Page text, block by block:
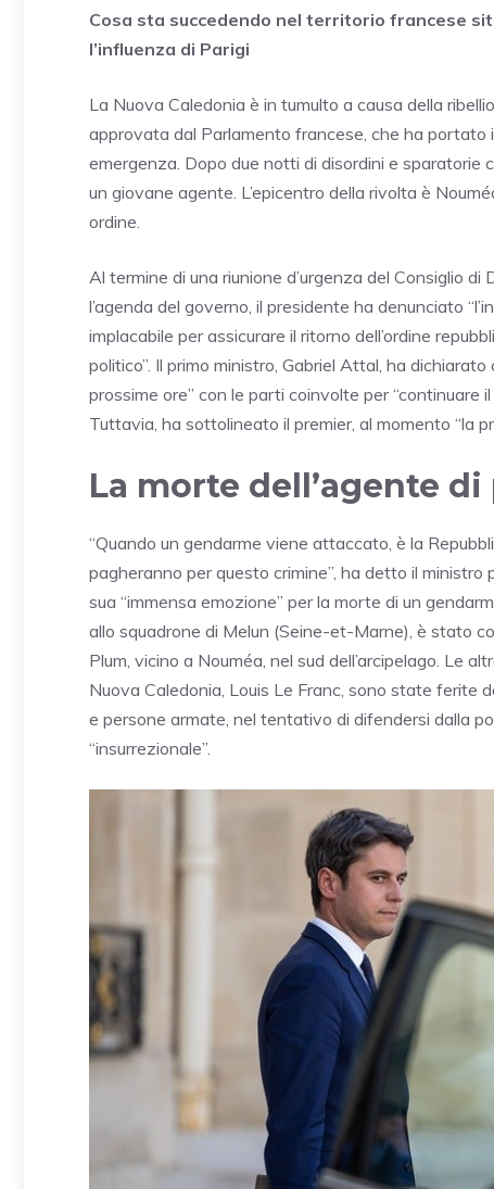
Cosa sta succedendo nel territorio francese
l’influenza di Parigi
La Nuova Caledonia è in tumulto a causa della
approvata dal Parlamento francese, che ha
emergenza. Dopo due notti di disordini e sparatorie
un giovane agente. L’epicentro della rivolta è
ordine.
Al termine di una riunione d’urgenza del Consiglio
l’agenda del governo, il presidente ha denunciato
implacabile per assicurare il ritorno dell’ordine
politico”. Il primo ministro, Gabriel Attal, ha
prossime ore” con le parti coinvolte per “continuare
Tuttavia, ha sottolineato il premier, al momento “la
La morte dell’agente
“Quando un gendarme viene attaccato, è la
pagheranno per questo crimine”, ha detto il ministro
sua “immensa emozione” per la morte di un
allo squadrone di Melun (Seine-et-Marne), è stato
Plum, vicino a Nouméa, nel sud dell’arcipelago. Le
Nuova Caledonia, Louis Le Franc, sono state ferite
e persone armate, nel tentativo di difendersi dalla
“insurrezionale”.